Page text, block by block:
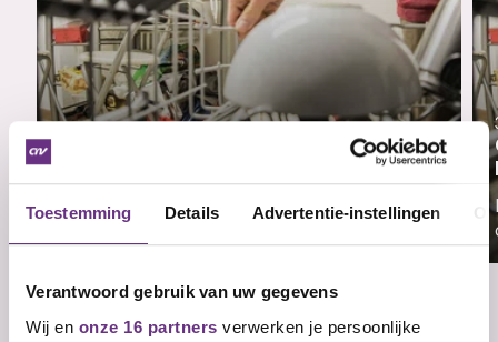
Toestemming Details Advertentie-instellingen
Verantwoord gebruik van uw gegevens
Wij en onze 16 partners verwerken je persoonlijke
Update cao-overleg Dalli-De Klok
Op dinsdag 23 juni jongstleden heeft de
tweede...